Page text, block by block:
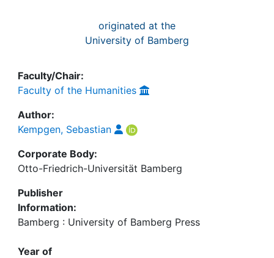
originated at the
University of Bamberg
Faculty/Chair:
Faculty of the Humanities
Author:
Kempgen, Sebastian
Corporate Body:
Otto-Friedrich-Universität Bamberg
Publisher
Information:
Bamberg : University of Bamberg Press
Year of